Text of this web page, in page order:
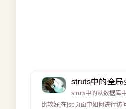
struts中的全局
struts中的从数据库
比较好,在jsp页面中如何进行访